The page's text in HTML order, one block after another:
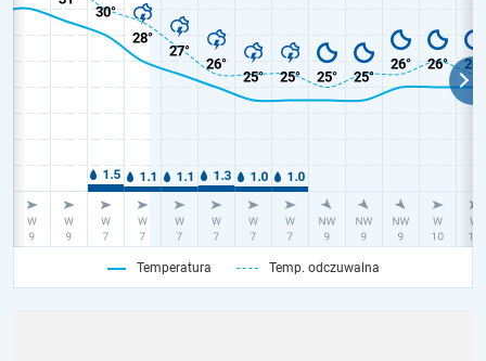
Temperatura Temp. odczuwalna